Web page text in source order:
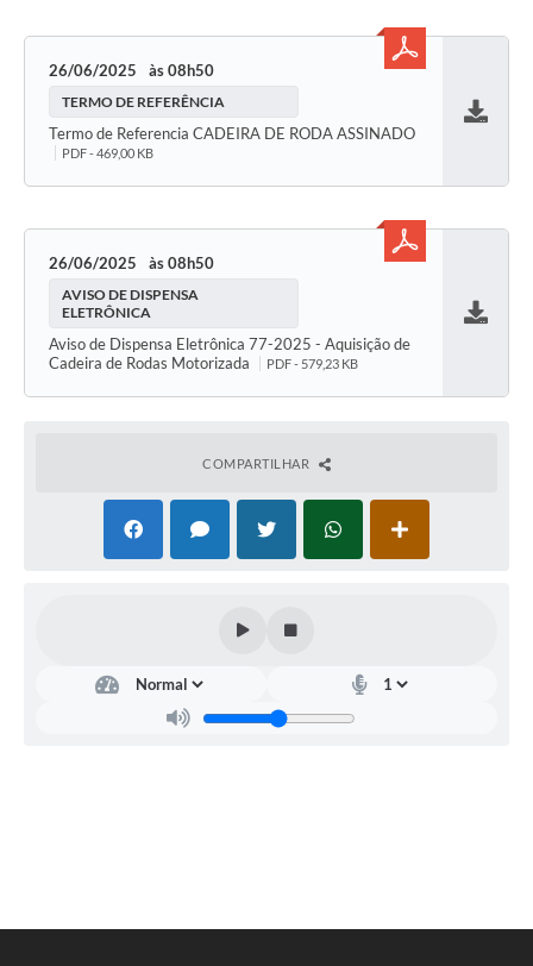
26/06/2025 08h50
TERMO DE REFERÊNCIA
Termo de Referencia CADEIRA DE RODA ASSINADO
PDF - 469,00 KB
26/06/2025 08h50
AVISO DE DISPENSA
ELETRÔNICA
Aviso de Dispensa Eletrônica 77-2025 - Aquisição de
Cadeira de Rodas Motorizada
PDF - 579,23 KB
COMPARTILHAR